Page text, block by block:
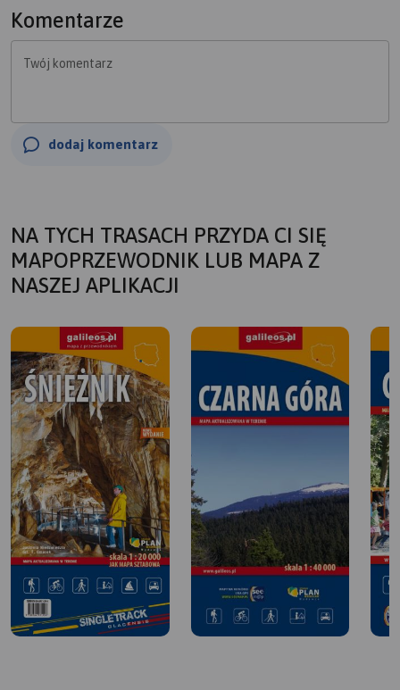
Komentarze
Twój komentarz
dodaj komentarz
NA TYCH TRASACH PRZYDA CI SIĘ
MAPOPRZEWODNIK LUB MAPA Z
NASZEJ APLIKACJI